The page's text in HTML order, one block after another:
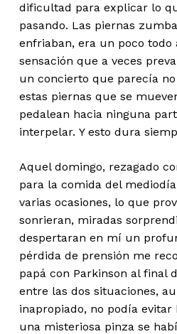
dificultad para explicar lo
pasando. Las piernas
enfriaban, era un poco todo
sensación que a veces
un concierto que parecía
estas piernas que se
pedalean hacia ninguna
interpelar. Y esto dura
Aquel domingo, rezagado
para la comida del
varias ocasiones, lo que
sonrieran, miradas
despertaran en mí un
pérdida de prensión me
papá con Parkinson al final
entre las dos situaciones,
inapropiado, no podía evitar
una misteriosa pinza se